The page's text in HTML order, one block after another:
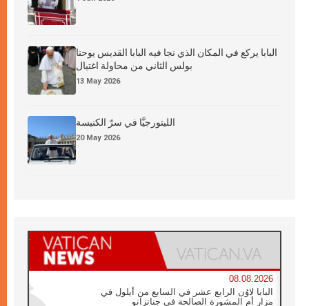
البابا يركع في المكان الذي نجا فيه البابا القديس يوحنا
بولس الثاني من محاولة اغتيال
13 May 2026
الليتورجيَّا في سرّ الكنيسة
20 May 2026
08.08.2026
البابا لاوُن الرابع عشر في السابع من أيلول في
مزار أم المشورة الصالحة في جناتزانو